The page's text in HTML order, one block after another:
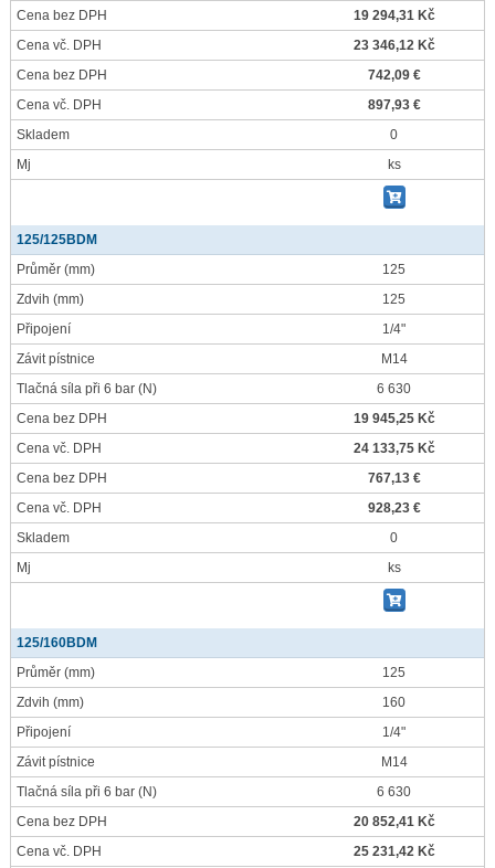
Cena bez DPH
19 294,31 Kč
Cena vč. DPH
23 346,12 Kč
Cena bez DPH
742,09 €
Cena vč. DPH
897,93 €
Skladem
0
Mj
ks
125/125BDM
Průměr (mm)
125
Zdvih (mm)
125
Připojení
1/4"
Závit pístnice
M14
Tlačná síla při 6 bar (N)
6 630
Cena bez DPH
19 945,25 Kč
Cena vč. DPH
24 133,75 Kč
Cena bez DPH
767,13 €
Cena vč. DPH
928,23 €
Skladem
0
Mj
ks
125/160BDM
Průměr (mm)
125
Zdvih (mm)
160
Připojení
1/4"
Závit pístnice
M14
Tlačná síla při 6 bar (N)
6 630
Cena bez DPH
20 852,41 Kč
Cena vč. DPH
25 231,42 Kč